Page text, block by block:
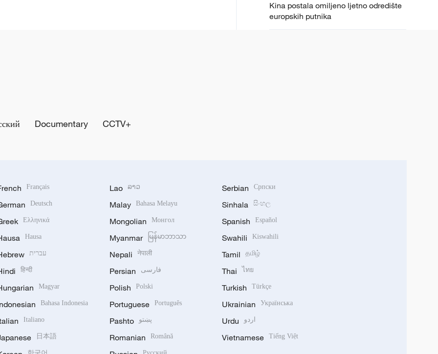
Kina postala omiljeno ljetno odredište
europskih putnika
Documentary CCTV+
Français
Deutsch
Ελληνικά
Hausa
עברית
हिन्दी
Magyar
Bahasa Indonesia
Italiano
日本語
Lao ລາວ
Malay Bahasa Melayu
Mongolian Монгол
Myanmar မြန်မာဘာသာ
Nepali नेपाली
Persian فارسی
Polish Polski
Portuguese Português
Pashto پښتو
Romanian Română
Serbian Српски
Sinhala සිංහල
Spanish Español
Swahili Kiswahili
Tamil தமிழ்
Thai ไทย
Turkish Türkçe
Ukrainian Українська
Urdu اردو
Vietnamese Tiếng Việt